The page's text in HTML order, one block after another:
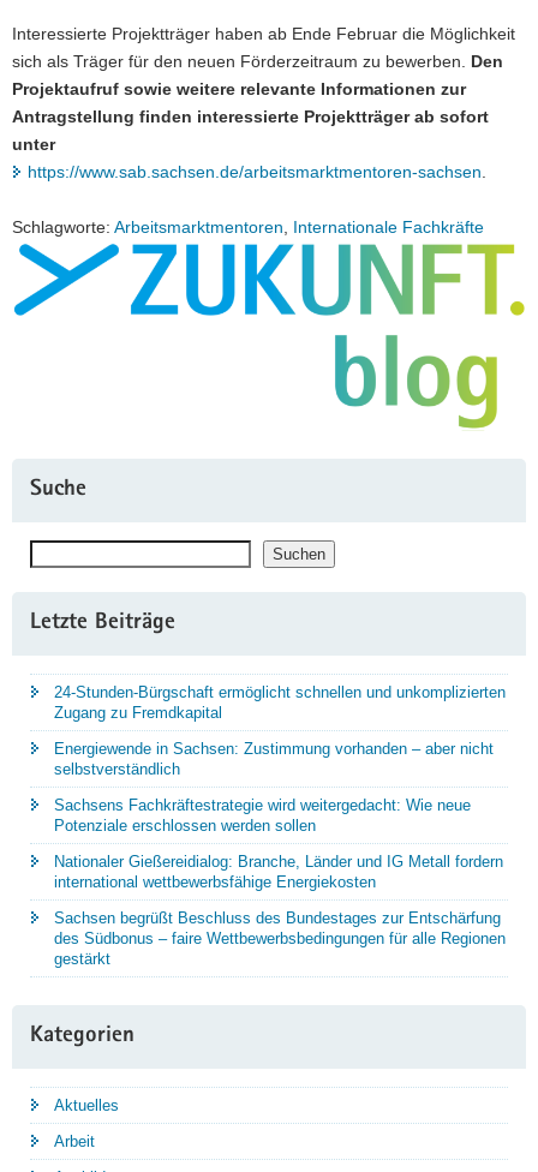
Interessierte Projektträger haben ab Ende Februar die Möglichkeit
sich als Träger für den neuen Förderzeitraum zu bewerben. Den
Projektaufruf sowie weitere relevante Informationen zur
Antragstellung finden interessierte Projektträger ab sofort
unter
https://www.sab.sachsen.de/arbeitsmarktmentoren-sachsen
Schlagworte: Arbeitsmarktmentoren Internationale Fachkräfte
Suche
Suchen
Letzte Beiträge
24-Stunden-Bürgschaft ermöglicht schnellen und unkomplizierten
Zugang zu Fremdkapital
Energiewende in Sachsen: Zustimmung vorhanden – aber nicht
selbstverständlich
Sachsens Fachkräftestrategie wird weitergedacht: Wie neue
Potenziale erschlossen werden sollen
Nationaler Gießereidialog: Branche, Länder und IG Metall fordern
international wettbewerbsfähige Energiekosten
Sachsen begrüßt Beschluss des Bundestages zur Entschärfung
des Südbonus – faire Wettbewerbsbedingungen für alle Regionen
gestärkt
Kategorien
Aktuelles
Arbeit